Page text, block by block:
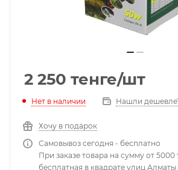
2 250 тенге/шт
Нет в наличии Нашли
Хочу в подарок
Самовывоз сегодня - бесплатно
При заказе товара на сумму от 5000
бесплатная в квадрате улиц Алматы